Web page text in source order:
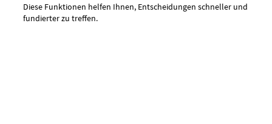
Diese Funktionen helfen Ihnen, Entscheidungen schneller und
fundierter zu treffen.